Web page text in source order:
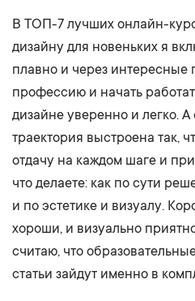
В ТОП-7 лучших онлайн-
дизайну для новеньких я
плавно и через интересные
профессию и начать
дизайне уверенно и легко. А
траектория выстроена так,
отдачу на каждом шаге и
что делаете: как по сути
и по эстетике и визуалу.
хороши, и визуально
считаю, что
статьи зайдут именно в